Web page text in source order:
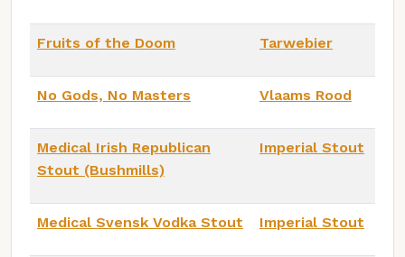
Fruits of the Doom Tarwebier
No Gods, No Masters Vlaams Rood
Medical Irish Republican
Stout (Bushmills)
Imperial Stout
Medical Svensk Vodka Stout Imperial Stout